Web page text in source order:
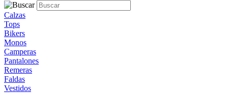
Calzas
Tops
Bikers
Monos
Camperas
Pantalones
Remeras
Faldas
Vestidos